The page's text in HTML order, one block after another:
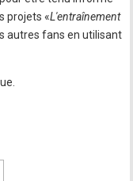
projets «L'entraînement
autres fans en utilisant